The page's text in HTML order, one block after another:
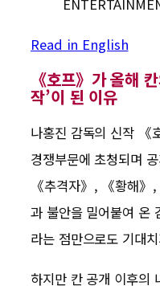
Read in English
《호프》가 올해
작’이 된 이유
나홍진 감독의 신작 《
경쟁부문에 초청되며
《추격자》, 《황해
과 불안을 밀어붙여 온
라는 점만으로도 기대
하지만 칸 공개 이후의